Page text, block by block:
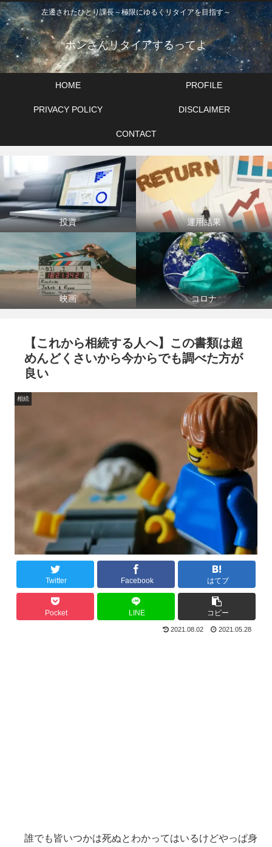
左遷されたひとり課長～極限にゆるくリタイアを目指す～
ポンさんリタイアするってよ
HOME PROFILE
PRIVACY POLICY DISCLAIMER
CONTACT
投資 運用結果
映画 コロナ
【これから相続する人へ】この書類は超
めんどくさいから今からでも調べた方が
良い
相続
Twitter Facebook はてブ
Pocket LINE コピー
2021.08.02 2021.05.28
誰でも皆いつかは死ぬとわかってはいるけどやっぱ身